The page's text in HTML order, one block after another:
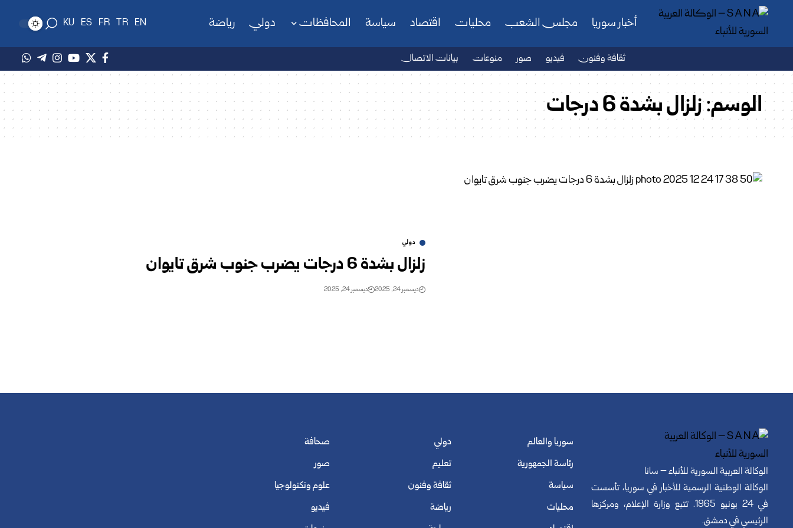
أخبار سوريا مجلس الشعب محليات اقتصاد سياسة المحافظات دولي رياضة EN
TR
FR
ES
KU
ثقافة وفنون فيديو صور منوعات بيانات الاتصال
الوسم:زلزال بشدة 6 درجات
دولي
زلزال بشدة 6 درجات يضرب جنوب شرق تايوان
ديسمبر 24, 2025 ديسمبر 24, 2025
الوكالة العربية السورية للأنباء – سانا
الوكالة الوطنية الرسمية للأخبار في سوريا، تأسست
في 24 يونيو 1965. تتبع وزارة الإعلام، ومركزها
الرئيسي في دمشق.
سوريا والعالم
رئاسة الجمهورية
سياسة
محليات
دولي
تعليم
ثقافة وفنون
رياضة
صحافة
صور
علوم وتكنولوجيا
فيديو